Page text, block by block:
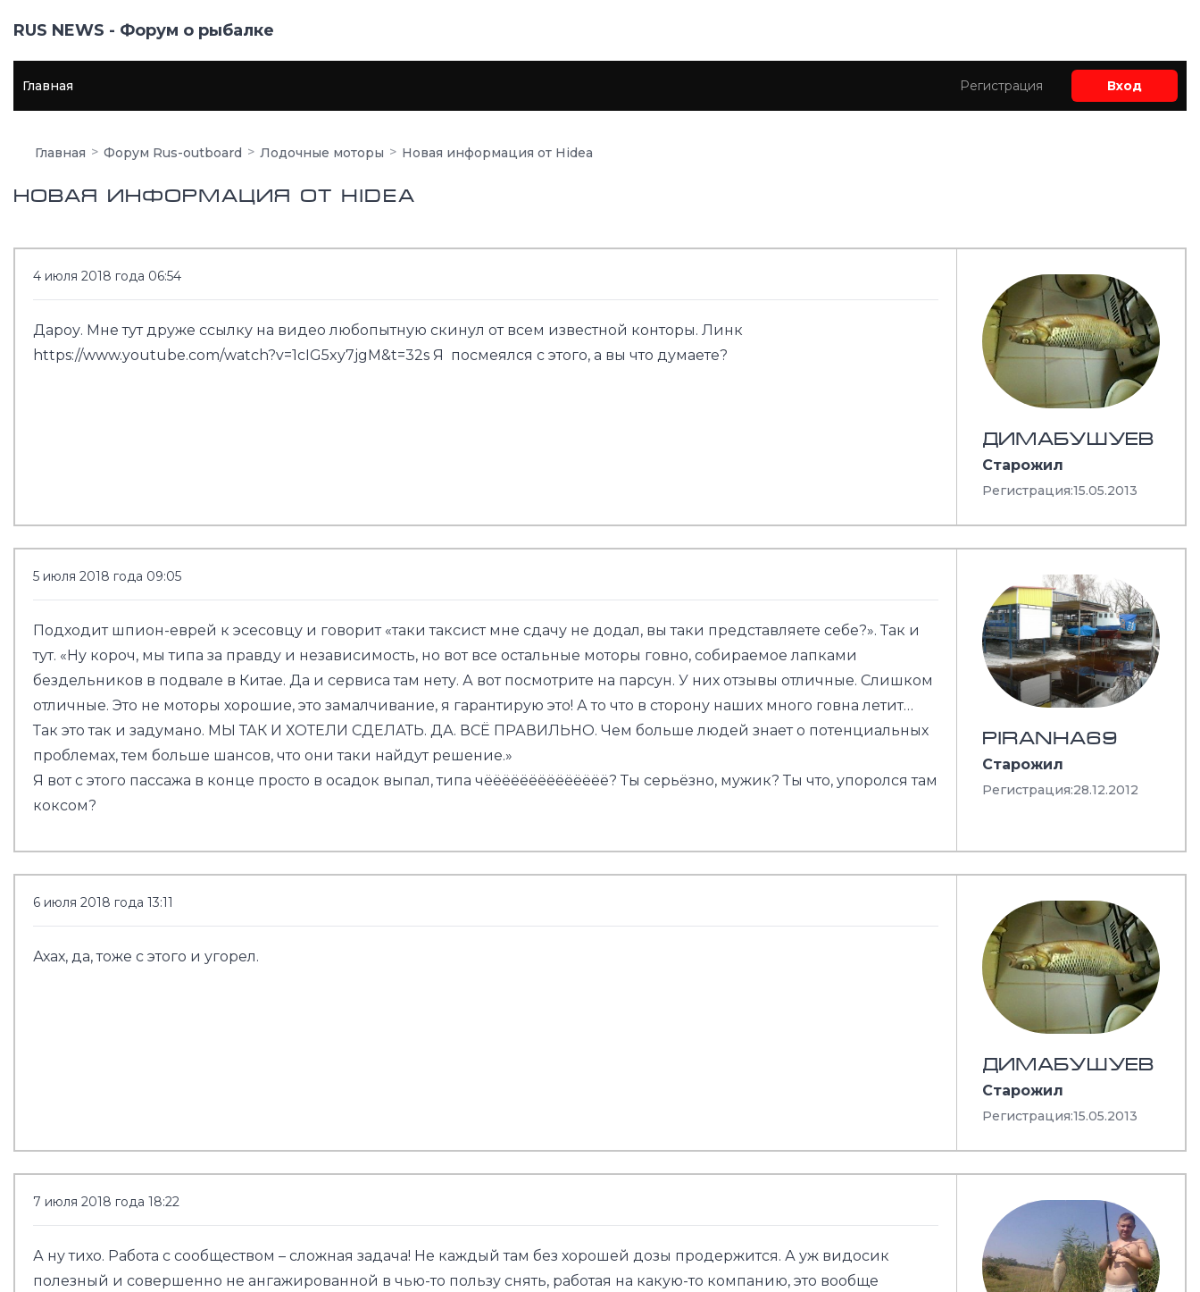
RUS NEWS - Форум о рыбалке
Главная Регистрация Вход
Главная Форум Rus-outboard Лодочные моторы Новая информация от Hidea
Новая информация от Hidea
ДИМАБУШУЕВ
Старожил
Регистрация:15.05.2013
4 июля 2018 года 06:54
Дароу. Мне тут друже ссылку на видео любопытную скинул от всем известной конторы. Линк
https://www.youtube.com/watch?v=1cIG5xy7jgM&t=32s Я посмеялся с этого, а вы что думаете?
PIRANHA69
Старожил
Регистрация:28.12.2012
5 июля 2018 года 09:05
Подходит шпион-еврей к эсесовцу и говорит «таки таксист мне сдачу не додал, вы таки представляете себе?». Так и
тут. «Ну короч, мы типа за правду и независимость, но вот все остальные моторы говно, собираемое лапками
бездельников в подвале в Китае. Да и сервиса там нету. А вот посмотрите на парсун. У них отзывы отличные. Слишком
отличные. Это не моторы хорошие, это замалчивание, я гарантирую это! А то что в сторону наших много говна летит…
Так это так и задумано. МЫ ТАК И ХОТЕЛИ СДЕЛАТЬ. ДА. ВСЁ ПРАВИЛЬНО. Чем больше людей знает о потенциальных
проблемах, тем больше шансов, что они таки найдут решение.»
Я вот с этого пассажа в конце просто в осадок выпал, типа чёёёёёёёёёёёёёё? Ты серьёзно, мужик? Ты что, упоролся там
коксом?
ДИМАБУШУЕВ
Старожил
Регистрация:15.05.2013
6 июля 2018 года 13:11
Ахах, да, тоже с этого и угорел.
7 июля 2018 года 18:22
А ну тихо. Работа с сообществом – сложная задача! Не каждый там без хорошей дозы продержится. А уж видосик
полезный и совершенно не ангажированной в чью-то пользу снять, работая на какую-то компанию, это вообще